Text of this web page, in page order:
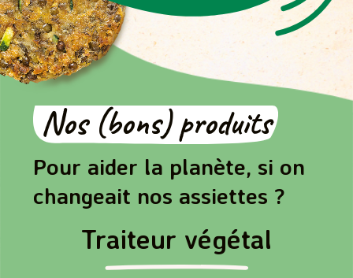
Nos (bons) produits
Pour aider la planète, si on
changeait nos assiettes ?
Traiteur végétal